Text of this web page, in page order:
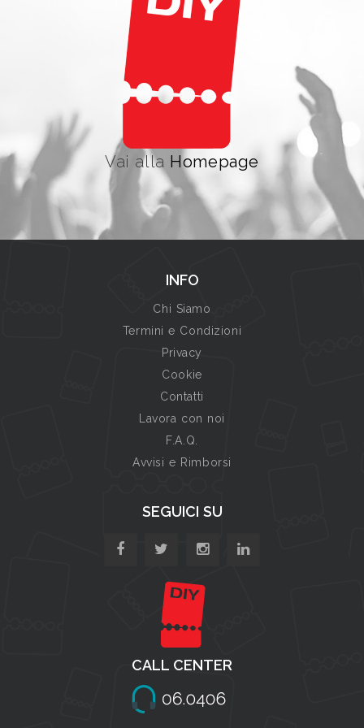
Vai alla Homepage
INFO
Chi Siamo
Termini e Condizioni
Privacy
Cookie
Contatti
Lavora con noi
F.A.Q.
Avvisi e Rimborsi
SEGUICI SU
CALL CENTER